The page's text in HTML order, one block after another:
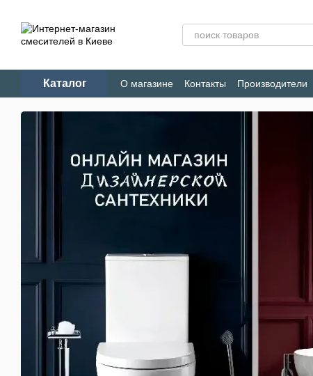
Каталог О магазине Контакты Производители
Конфиденциальность